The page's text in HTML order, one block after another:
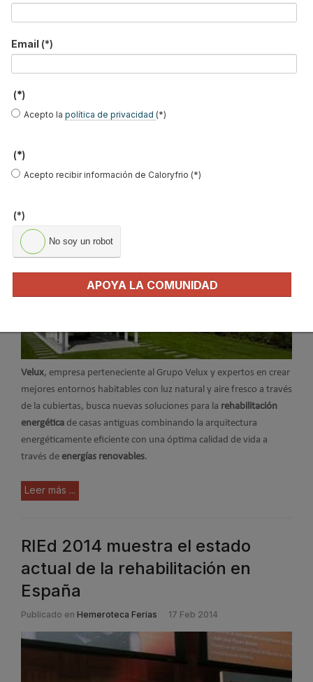
de cualificados ponentes especializados en todas las áreas de
actuación.
Leer más ...
LichtAktiv Haus, la casa eficiente
Publicado en
19 Feb 2014
Velux, empresa perteneciente al Grupo Velux y expertos en crear
mejores entornos habitables con luz natural y aire fresco a través
de la cubiertas, busca nuevas soluciones para la rehabilitación
energética de casas antiguas combinando la arquitectura
energéticamente eficiente con una óptima calidad de vida a
través de energías renovables.
Leer más ...
RIEd 2014 muestra el estado
actual de la rehabilitación en
España
Publicado en Hemeroteca Ferias 17 Feb 2014
Email (*)
(*)
Acepto la política de privacidad (*)
(*)
Acepto recibir información de Caloryfrio (*)
(*)
No soy un robot
APOYA LA COMUNIDAD